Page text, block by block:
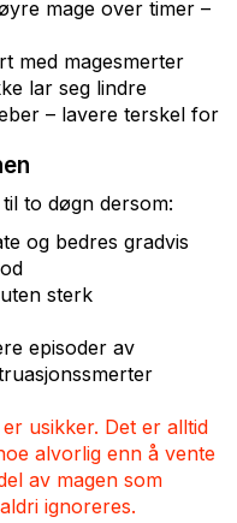
mage over timer –
med magesmerter
lar seg lindre
– lavere terskel for
to døgn dersom:
og bedres gradvis
sterk
episoder av
usikker. Det er alltid
alvorlig enn å vente
av magen som
ignoreres.